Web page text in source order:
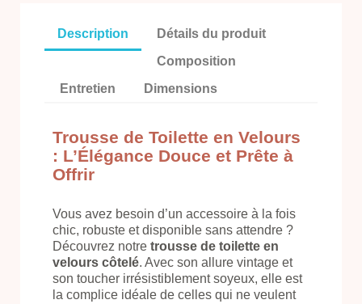
Description
Détails du produit
Composition
Entretien
Dimensions
Trousse de Toilette en Velours
: L’Élégance Douce et Prête à
Offrir
Vous avez besoin d’un accessoire à la fois
chic, robuste et disponible sans attendre ?
Découvrez notre trousse de toilette en
velours côtelé. Avec son allure vintage et
son toucher irrésistiblement soyeux, elle est
la complice idéale de celles qui ne veulent